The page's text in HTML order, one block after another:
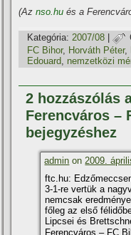
(Aznso.hu és a
Kategória: 2007/08 |
FC Bihor, Horváth Péter,
Edouard nemzetközi
2 hozzászólás
Ferencváros –
bejegyzéshez
admin on 2009.
ftc.hu:
3-1-re vertük a
nemcsak
főleg az első
Lipcsei és
Ferencváros – FC